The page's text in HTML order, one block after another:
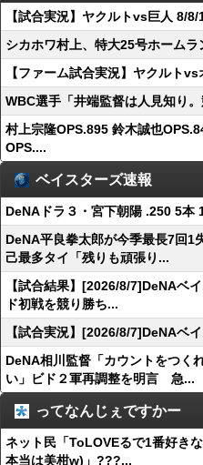
【試合実況】ヤクルトvs巨人 8/
シカホワ村上、特大25号ホームラ
【ファーム試合実況】ヤクルト
WBC選手「井端監督は人見知り
村上宗隆OPS.895 鈴木誠也
OPS....
ベイスターズ速報
DeNAドラ３・宮下朝陽 .250 5本
DeNA平良拳太郎が今季最長7回
己最多タイ「残りも頑張り...
【試合結果】[2026/8/7]DeNAベ
ド初戦を競り勝ち...
【試合実況】[2026/8/7]DeNAベ
DeNA相川監督「カウントをつく
い」ビド２軍再調整を明言 急...
ってなんじぇですかー
ネット民「ToLOVEるで1番好き
本当は美柑w)」???...